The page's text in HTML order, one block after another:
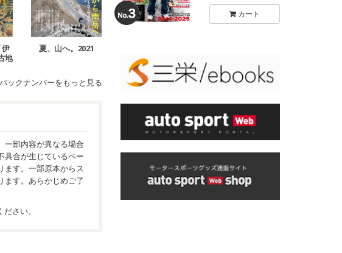
地
夏、山へ。2021
ックナンバーをもっと見る
一部内容が異なる場合
具合が生じているペー
ます。一部原本からス
ます。あらかじめご了
さい。
カート